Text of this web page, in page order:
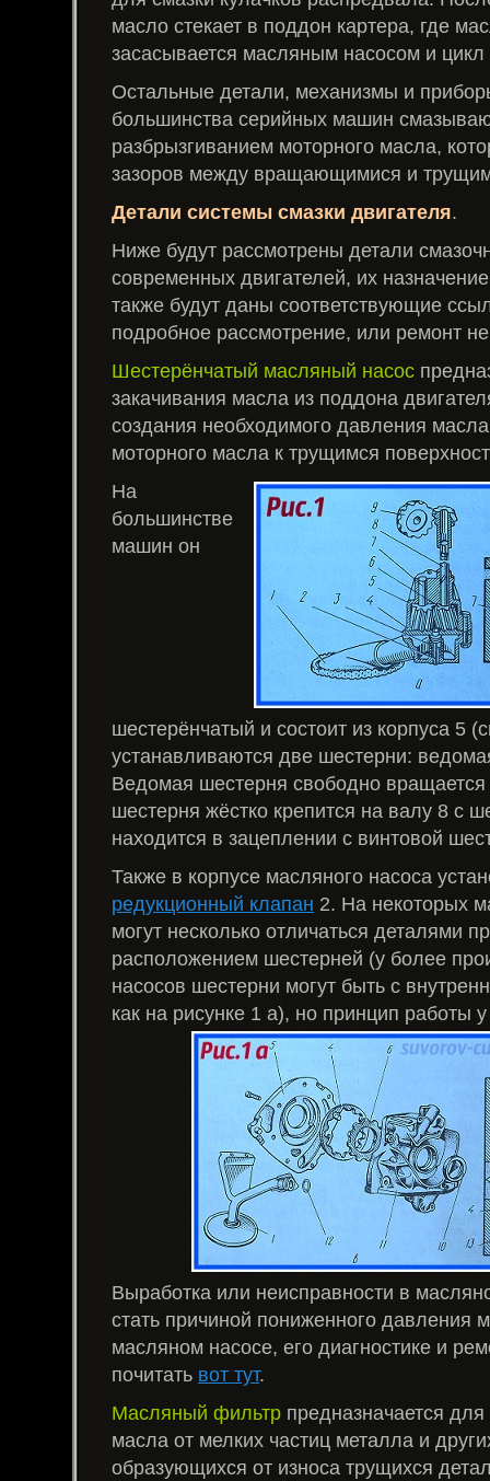
масло стекает в поддон картера, где
засасывается масляным насосом и цикл
Остальные детали, механизмы и
большинства серийных машин
разбрызгиванием моторного масла,
зазоров между вращающимися и
Детали системы смазки двигателя.
Ниже будут рассмотрены детали
современных двигателей, их
также будут даны соответствующие
подробное рассмотрение, или ремонт
Шестерёнчатый масляный насос
закачивания масла из поддона
создания необходимого давления
моторного масла к трущимся
На
большинстве
машин он
шестерёнчатый и состоит из корпуса 5
устанавливаются две шестерни:
Ведомая шестерня свободно
шестерня жёстко крепится на валу 8 с
находится в зацеплении с винтовой
Также в корпусе масляного насоса
редукционный клапан 2. На некоторых
могут несколько отличаться деталями
расположением шестерней (у более
насосов шестерни могут быть с
как на рисунке 1 а), но принцип работы
Выработка или неисправности в
стать причиной пониженного давления
масляном насосе, его диагностике и
почитать вот тут.
Масляный фильтр предназначается для
масла от мелких частиц металла и
образующихся от износа трущихся